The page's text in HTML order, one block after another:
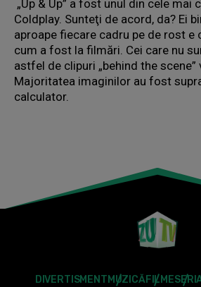
„Up & Up” a fost unul din cele mai
Coldplay. Sunteţi de acord, da? Ei
aproape fiecare cadru pe de rost e
cum a fost la filmări. Cei care nu
astfel de clipuri „behind the scene”
Majoritatea imaginilor au fost
calculator.
DIVERTISMENT MUZICĂFILME